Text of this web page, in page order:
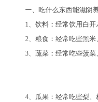
一、吃什么东西能滋阴
1、饮料：经常饮用白开
2、粮食：经常吃些黑米
3、蔬菜：经常吃些菠菜
4、瓜果：经常吃些梨、